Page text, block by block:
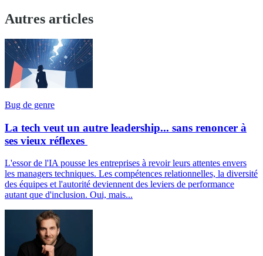
Autres articles
Bug de genre
La tech veut un autre leadership... sans renoncer à
ses vieux réflexes
L'essor de l'IA pousse les entreprises à revoir leurs attentes envers
les managers techniques. Les compétences relationnelles, la diversité
des équipes et l'autorité deviennent des leviers de performance
autant que d'inclusion. Oui, mais...